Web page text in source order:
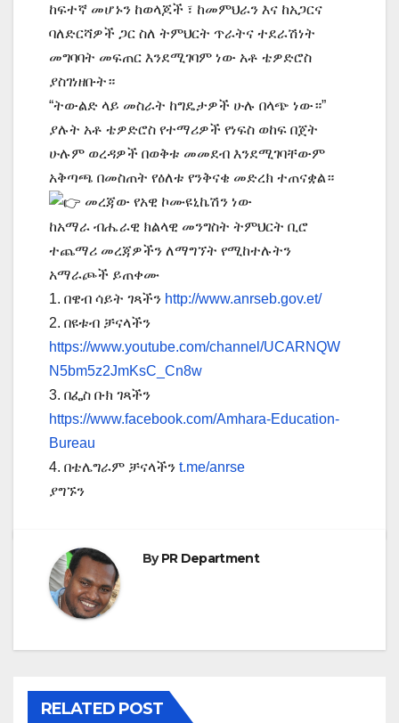
ከፍተኛ መሆኑን ከወላጆች ፣ ከመምህራን እና ከአጋርና
ባለድርሻዎች ጋር ስለ ትምህርት ጥራትና ተደራሽነት
መግባባት መፍጠር እንደሚገባም ነው አቶ ቴዎድሮስ
ያስገነዘቡት።
“ትውልድ ላይ መስራት ከግዴታዎች ሁሉ በላጭ ነው።”
ያሉት አቶ ቴዎድሮስ የተማሪዎች የነፍስ ወከፍ በጀት
ሁሉም ወረዳዎች በወቅቱ መመደብ እንደሚገባቸውም
አቅጣጫ በመስጠት የዕለቱ የንቅናቄ መድረክ ተጠናቋል።
መረጃው የአዊ ኮሙዩኒኬሽን ነው
ከአማራ ብሔራዊ ክልላዊ መንግስት ትምህርት ቢሮ
ተጨማሪ መረጃዎችን ለማግኘት የሚከተሉትን
አማራጮች ይጠቀሙ
1. በዌብ ሳይት ገጻችን http://www.anrseb.gov.et/
2. በዩቱብ ቻናላችን
https://www.youtube.com/channel/UCARNQW
N5bm5z2JmKsC_Cn8w
3. በፌስ ቡክ ገጻችን
https://www.facebook.com/Amhara-Education-
Bureau
4. በቴሌግራም ቻናላችን t.me/anrse
ያግኙን
ByPR Department
RELATED POST